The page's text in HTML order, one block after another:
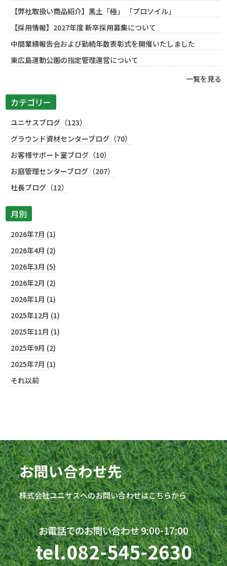
【弊社取扱い商品紹介】黒土「極」 「プロソイル」
【採用情報】2027年度 新卒採用募集について
中間業績報告会および勤続年数表彰式を開催いたしました
東広島運動公園の指定管理運営について
一覧を見る
カテゴリー
ユニサスブログ（123）
グラウンド資材センターブログ（70）
お客様サポート室ブログ（10）
お庭管理センターブログ（207）
社長ブログ（12）
月別
2026年7月 (1)
2026年4月 (2)
2026年3月 (5)
2026年2月 (2)
2026年1月 (1)
2025年12月 (1)
2025年11月 (1)
2025年9月 (2)
2025年7月 (1)
それ以前
お問い合わせ先
株式会社ユニサスへのお問い合わせはこちらから
お電話でのお問い合わせ 9:00-17:00
tel.082-545-2630